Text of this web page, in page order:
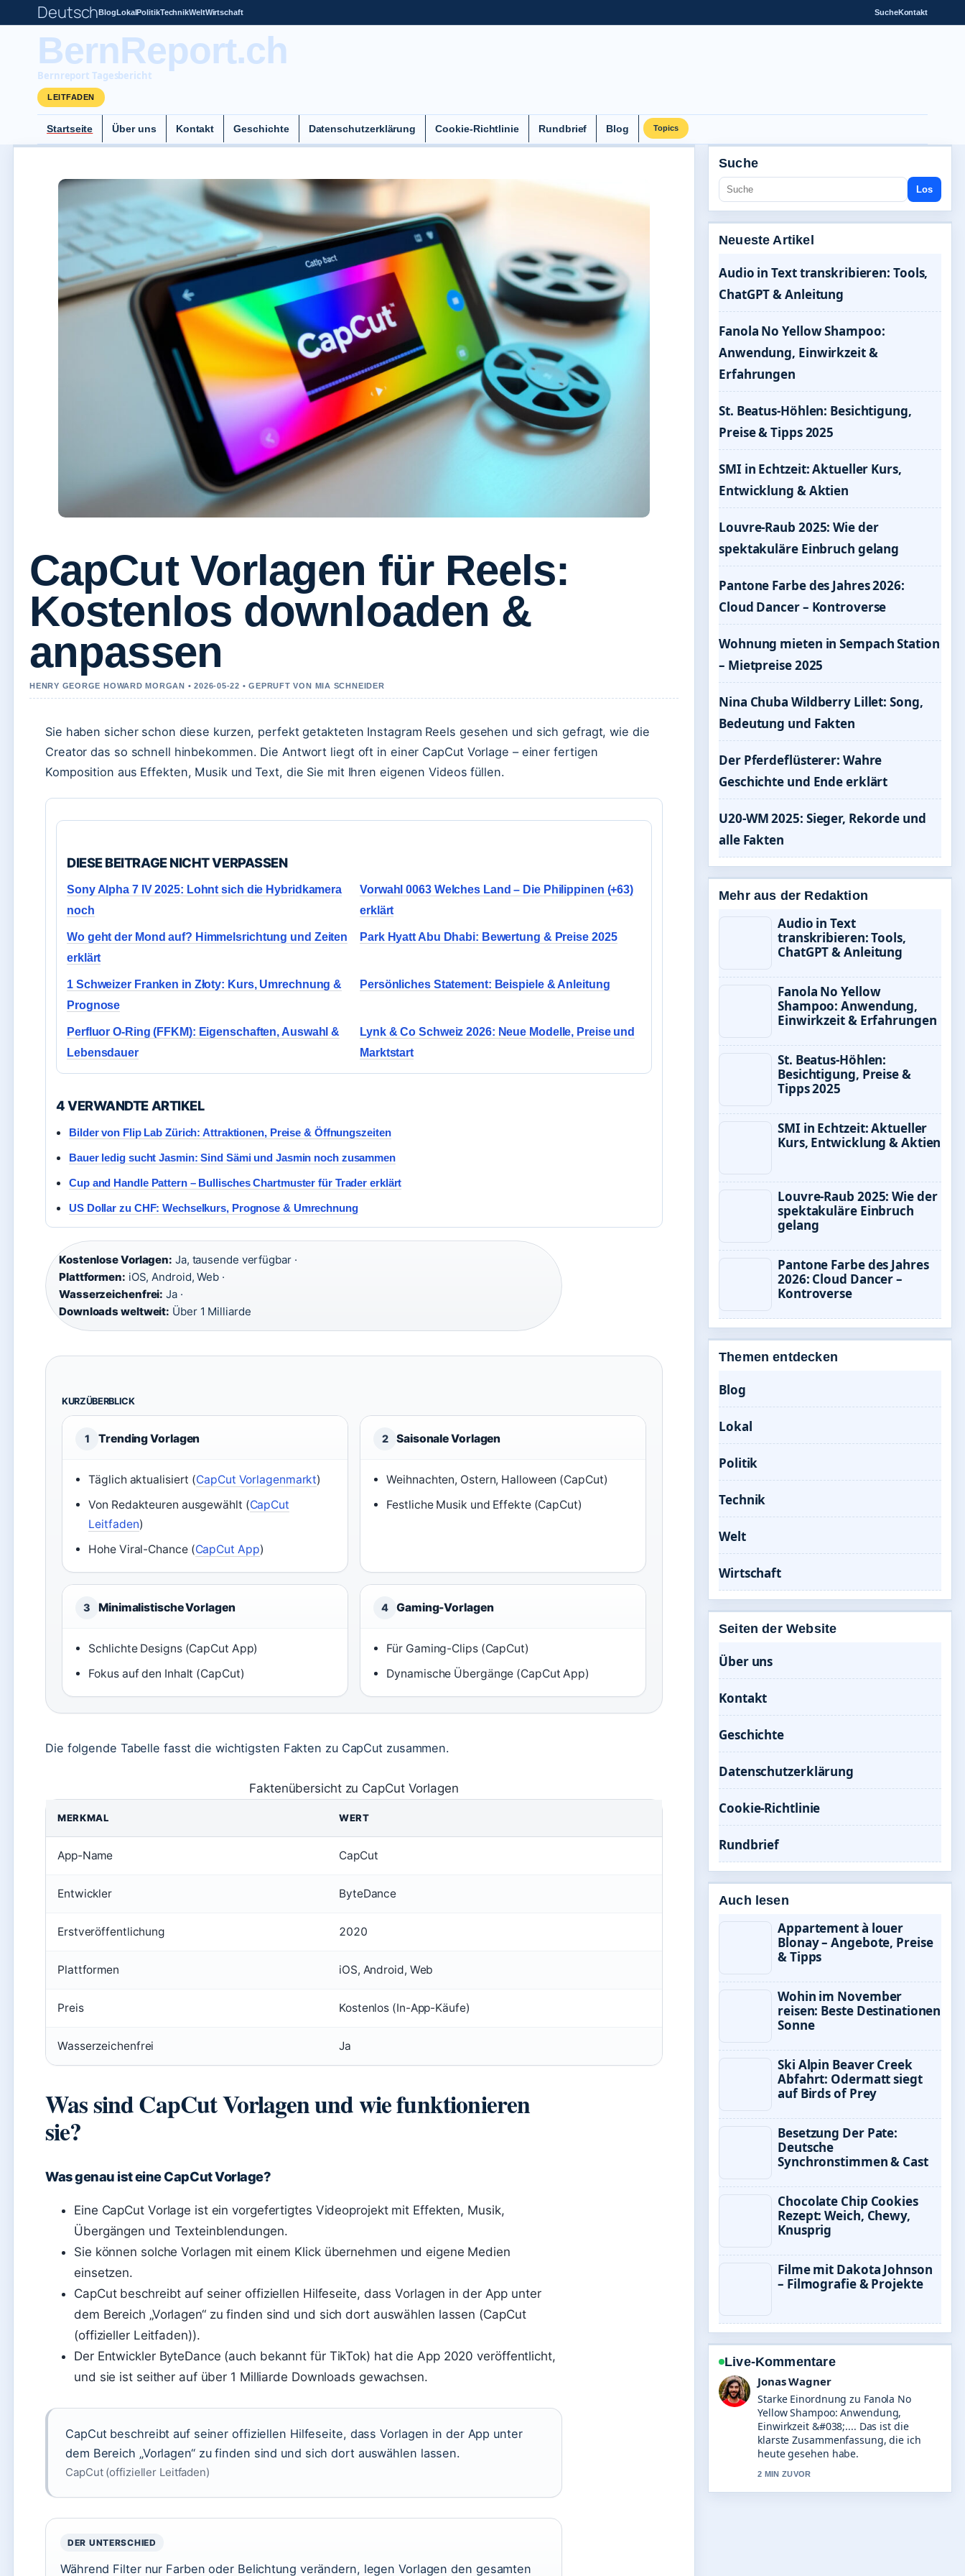
DeutschBlogLokalPolitikTechnikWeltWirtschaft SucheKontakt
BernReport.ch
Bernreport Tagesbericht
LEITFADEN
Startseite Über uns Kontakt Geschichte Datenschutzerklärung Cookie-Richtlinie Rundbrief Blog Topics
CapCut Vorlagen für Reels:
Kostenlos downloaden &
anpassen
HENRY GEORGE HOWARD MORGAN • 2026-05-22 • GEPRUFT VON MIA SCHNEIDER
Sie haben sicher schon diese kurzen, perfekt getakteten Instagram Reels gesehen und sich gefragt, wie die
Creator das so schnell hinbekommen. Die Antwort liegt oft in einer CapCut Vorlage – einer fertigen
Komposition aus Effekten, Musik und Text, die Sie mit Ihren eigenen Videos füllen.
DIESE BEITRAGE NICHT VERPASSEN
Sony Alpha 7 IV 2025: Lohnt sich die Hybridkamera
noch
Vorwahl 0063 Welches Land – Die Philippinen (+63)
erklärt
Wo geht der Mond auf? Himmelsrichtung und Zeiten
erklärt
Park Hyatt Abu Dhabi: Bewertung & Preise 2025
1 Schweizer Franken in Złoty: Kurs, Umrechnung &
Prognose
Persönliches Statement: Beispiele & Anleitung
Perfluor O-Ring (FFKM): Eigenschaften, Auswahl &
Lebensdauer
Lynk & Co Schweiz 2026: Neue Modelle, Preise und
Marktstart
4 VERWANDTE ARTIKEL
Bilder von Flip Lab Zürich: Attraktionen, Preise & Öffnungszeiten
Bauer ledig sucht Jasmin: Sind Sämi und Jasmin noch zusammen
Cup and Handle Pattern – Bullisches Chartmuster für Trader erklärt
US Dollar zu CHF: Wechselkurs, Prognose & Umrechnung
Kostenlose Vorlagen: Ja, tausende verfügbar ·
Plattformen: iOS, Android, Web ·
Wasserzeichenfrei: Ja ·
Downloads weltweit: Über 1 Milliarde
KURZÜBERBLICK
1 Trending Vorlagen
Täglich aktualisiert (CapCut Vorlagenmarkt)
Von Redakteuren ausgewählt (CapCut
Leitfaden)
Hohe Viral-Chance (CapCut App)
2 Saisonale Vorlagen
Weihnachten, Ostern, Halloween (CapCut)
Festliche Musik und Effekte (CapCut)
3 Minimalistische Vorlagen
Schlichte Designs (CapCut App)
Fokus auf den Inhalt (CapCut)
4 Gaming-Vorlagen
Für Gaming-Clips (CapCut)
Dynamische Übergänge (CapCut App)
Die folgende Tabelle fasst die wichtigsten Fakten zu CapCut zusammen.
Faktenübersicht zu CapCut Vorlagen
MERKMAL WERT
App-Name CapCut
Entwickler ByteDance
Erstveröffentlichung 2020
Plattformen iOS, Android, Web
Preis Kostenlos (In-App-Käufe)
Wasserzeichenfrei Ja
Was sind CapCut Vorlagen und wie funktionieren
sie?
Was genau ist eine CapCut Vorlage?
Eine CapCut Vorlage ist ein vorgefertigtes Videoprojekt mit Effekten, Musik,
Übergängen und Texteinblendungen.
Sie können solche Vorlagen mit einem Klick übernehmen und eigene Medien
einsetzen.
CapCut beschreibt auf seiner offiziellen Hilfeseite, dass Vorlagen in der App unter
dem Bereich „Vorlagen“ zu finden sind und sich dort auswählen lassen (CapCut
(offizieller Leitfaden)).
Der Entwickler ByteDance (auch bekannt für TikTok) hat die App 2020 veröffentlicht,
und sie ist seither auf über 1 Milliarde Downloads gewachsen.
CapCut beschreibt auf seiner offiziellen Hilfeseite, dass Vorlagen in der App unter
dem Bereich „Vorlagen“ zu finden sind und sich dort auswählen lassen.
CapCut (offizieller Leitfaden)
DER UNTERSCHIED
Während Filter nur Farben oder Belichtung verändern, legen Vorlagen den gesamten
Suche
Los
Neueste Artikel
Audio in Text transkribieren: Tools,
ChatGPT & Anleitung
Fanola No Yellow Shampoo:
Anwendung, Einwirkzeit &
Erfahrungen
St. Beatus-Höhlen: Besichtigung,
Preise & Tipps 2025
SMI in Echtzeit: Aktueller Kurs,
Entwicklung & Aktien
Louvre-Raub 2025: Wie der
spektakuläre Einbruch gelang
Pantone Farbe des Jahres 2026:
Cloud Dancer – Kontroverse
Wohnung mieten in Sempach Station
– Mietpreise 2025
Nina Chuba Wildberry Lillet: Song,
Bedeutung und Fakten
Der Pferdeflüsterer: Wahre
Geschichte und Ende erklärt
U20-WM 2025: Sieger, Rekorde und
alle Fakten
Mehr aus der Redaktion
Audio in Text
transkribieren: Tools,
ChatGPT & Anleitung
Fanola No Yellow
Shampoo: Anwendung,
Einwirkzeit & Erfahrungen
St. Beatus-Höhlen:
Besichtigung, Preise &
Tipps 2025
SMI in Echtzeit: Aktueller
Kurs, Entwicklung & Aktien
Louvre-Raub 2025: Wie der
spektakuläre Einbruch
gelang
Pantone Farbe des Jahres
2026: Cloud Dancer –
Kontroverse
Themen entdecken
Blog
Lokal
Politik
Technik
Welt
Wirtschaft
Seiten der Website
Über uns
Kontakt
Geschichte
Datenschutzerklärung
Cookie-Richtlinie
Rundbrief
Auch lesen
Appartement à louer
Blonay – Angebote, Preise
& Tipps
Wohin im November
reisen: Beste Destinationen
Sonne
Ski Alpin Beaver Creek
Abfahrt: Odermatt siegt
auf Birds of Prey
Besetzung Der Pate:
Deutsche
Synchronstimmen & Cast
Chocolate Chip Cookies
Rezept: Weich, Chewy,
Knusprig
Filme mit Dakota Johnson
– Filmografie & Projekte
Live-Kommentare
Lena Schmidt
Verfolge St. Beatus-Höhlen:
Besichtigung, Preise &#038; Tipps
2025 genau – schaetze den
ausgewogenen Ton hier.
4 MIN ZUVOR